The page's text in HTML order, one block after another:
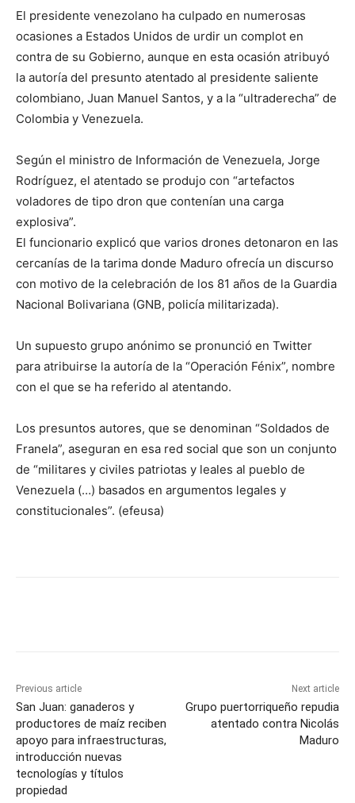
El presidente venezolano ha culpado en numerosas
ocasiones a Estados Unidos de urdir un complot en
contra de su Gobierno, aunque en esta ocasión atribuyó
la autoría del presunto atentado al presidente saliente
colombiano, Juan Manuel Santos, y a la “ultraderecha” de
Colombia y Venezuela.
Según el ministro de Información de Venezuela, Jorge
Rodríguez, el atentado se produjo con “artefactos
voladores de tipo dron que contenían una carga
explosiva”.
El funcionario explicó que varios drones detonaron en las
cercanías de la tarima donde Maduro ofrecía un discurso
con motivo de la celebración de los 81 años de la Guardia
Nacional Bolivariana (GNB, policía militarizada).
Un supuesto grupo anónimo se pronunció en Twitter
para atribuirse la autoría de la “Operación Fénix”, nombre
con el que se ha referido al atentando.
Los presuntos autores, que se denominan “Soldados de
Franela”, aseguran en esa red social que son un conjunto
de “militares y civiles patriotas y leales al pueblo de
Venezuela (…) basados en argumentos legales y
constitucionales”. (efeusa)
Previous article
San Juan: ganaderos y
productores de maíz reciben
apoyo para infraestructuras,
introducción nuevas
tecnologías y títulos
propiedad
Next article
Grupo puertorriqueño repudia
atentado contra Nicolás
Maduro